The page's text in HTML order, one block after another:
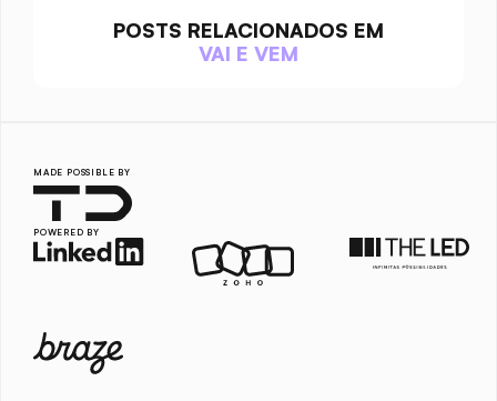
POSTS RELACIONADOS EM
VAI E VEM
MADE POSSIBLE BY
POWERED BY